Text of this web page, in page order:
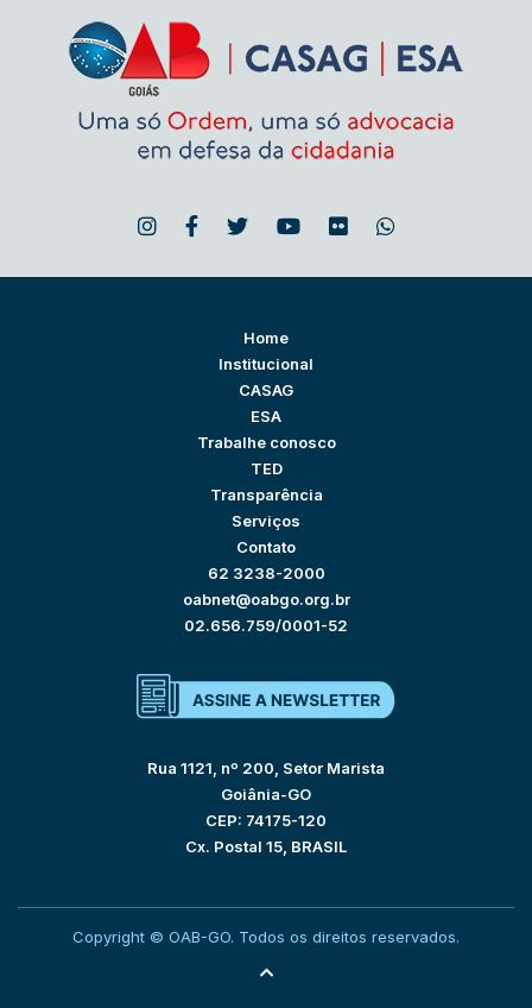
Home
Institucional
CASAG
ESA
Trabalhe conosco
TED
Transparência
Serviços
Contato
62 3238-2000
oabnet@oabgo.org.br
02.656.759/0001-52
Rua 1121, nº 200, Setor Marista
Goiânia-GO
CEP: 74175-120
Cx. Postal 15, BRASIL
Copyright © OAB-GO. Todos os direitos reservados.